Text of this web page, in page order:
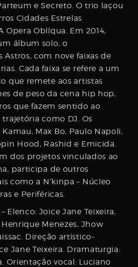
e Secreto. O trio laçou
Cidades Estrelas
Opera Oblíqua. Em 2014,
álbum solo, o
com nove faixas de
Cada faixa se refere a um
que remete aos artistas
de peso da cena hip hop,
que fazem sentido ao
como DJ. Os
Max Bo, Paulo Napoli,
Hood, Rashid e Emicida.
dos projetos vinculados ao
participa de outros
como a N’kinpa – Núcleo
e Periféricas.
– Elenco: Joice Jane Teixeira,
Menezes, Jhow
Direção artístico-
Jane Teixeira. Dramaturgia:
Orientação vocal: Luciano